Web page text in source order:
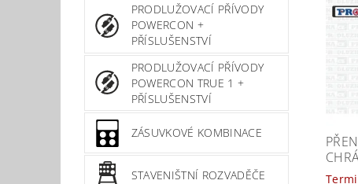
PRODLUŽOVACÍ PŘÍVODY
POWERCON +
PŘÍSLUŠENSTVÍ
PRODLUŽOVACÍ PŘÍVODY
POWERCON TRUE 1 +
PŘÍSLUŠENSTVÍ
ZÁSUVKOVÉ KOMBINACE
STAVENIŠTNÍ ROZVADĚČE